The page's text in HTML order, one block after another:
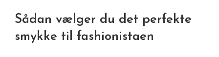
Sådan vælger du det perfekte
smykke til fashionistaen